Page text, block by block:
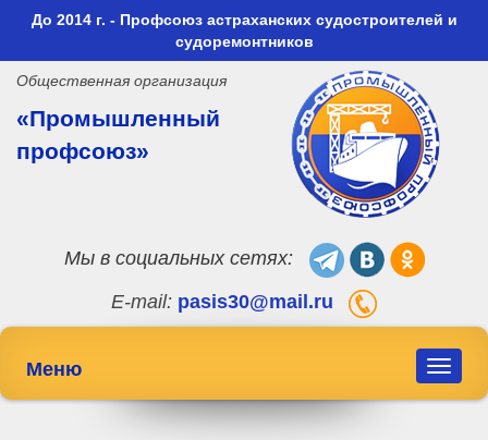
До 2014 г. - Профсоюз астраханских судостроителей и
судоремонтников
Общественная организация
«Промышленный
профсоюз»
Мы в социальных сетях:
E-mail: pasis30@mail.ru
Toggle
Меню